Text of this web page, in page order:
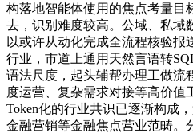
构落地智能体使用的焦点考量目
去，识别难度较高。公域、私域
以或许从动化完成全流程核验
行业，市道上通用天然言语转
语法尺度，起头辅帮办理工做流
度运营、复杂需求对接等高价值
Token化的行业共识已逐渐构成
金融营销等金融焦点营业范畴。